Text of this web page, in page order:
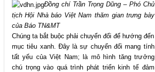
Đồng chí Trần Trọng Dũng– Phó Chủ
tịchHội Nhà báo Việt Nam thăm gian trưng bày
của Báo TN&MT
Chúng ta bắt buộc phải chuyển đổi để hướng đến
mục tiêu xanh. Đây là sự chuyển đổi mang tính
tất yếu của Việt Nam; là mô hình tăng trưởng
chú trọng vào quá trình phát triển kinh tế đảm